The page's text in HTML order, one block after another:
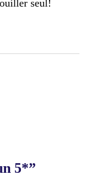
seul!
5*”